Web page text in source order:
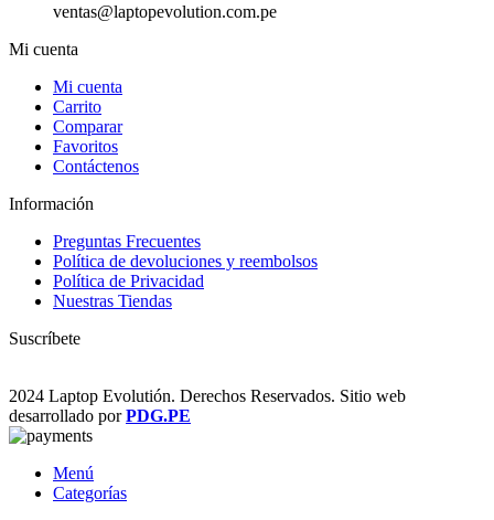
ventas@laptopevolution.com.pe
Mi cuenta
Mi cuenta
Carrito
Comparar
Favoritos
Contáctenos
Información
Preguntas Frecuentes
Política de devoluciones y reembolsos
Política de Privacidad
Nuestras Tiendas
Suscríbete
2024 Laptop Evolutión. Derechos Reservados. Sitio web
desarrollado porPDG.PE
Menú
Categorías